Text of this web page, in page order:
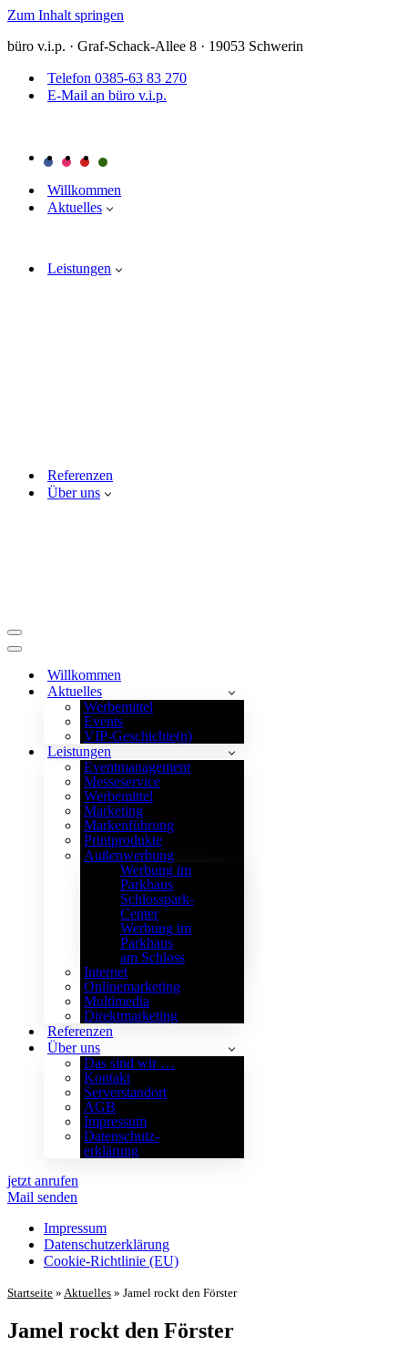
Zum Inhalt springen
büro v.i.p. · Graf-Schack-Allee 8 · 19053 Schwerin
Telefon 0385-63 83 270
E-Mail an büro v.i.p.
Willkommen
Aktuelles
Leistungen
Referenzen
Über uns
Navigationsmenü
Navigationsmenü
Willkommen
Aktuelles
Werbemittel
Events
VIP-Geschichte(n)
Leistungen
Eventmanagement
Messeservice
Werbemittel
Marketing
Markenführung
Printprodukte
Außenwerbung
Werbung im
Parkhaus
Schlosspark-
Center
Werbung im
Parkhaus
am Schloss
Internet
Onlinemarketing
Multimedia
Direktmarketing
Referenzen
Über uns
Das sind wir …
Kontakt
Serverstandort
AGB
Impressum
Datenschutz­
erklärung
jetzt anrufen
Mail senden
Impressum
Datenschutz­erklärung
Cookie-Richtlinie (EU)
Startseite » Aktuelles » Jamel rockt den Förster
Jamel rockt den Förster